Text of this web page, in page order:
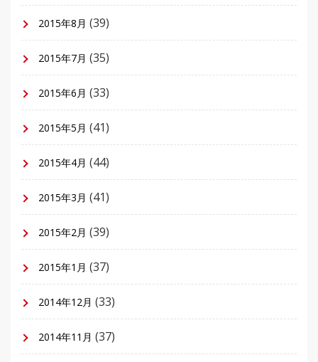
2015年8月 (39)
2015年7月 (35)
2015年6月 (33)
2015年5月 (41)
2015年4月 (44)
2015年3月 (41)
2015年2月 (39)
2015年1月 (37)
2014年12月 (33)
2014年11月 (37)